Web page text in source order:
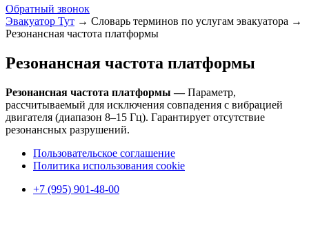
Обратный звонок
Эвакуатор Тут → Словарь терминов по услугам эвакуатора →
Резонансная частота платформы
Резонансная частота платформы
Резонансная частота платформы —Параметр,
рассчитываемый для исключения совпадения с вибрацией
двигателя (диапазон 8–15 Гц). Гарантирует отсутствие
резонансных разрушений.
Пользовательское соглашение
Политика использования cookie
+7 (995) 901-48-00